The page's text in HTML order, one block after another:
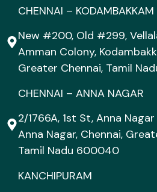
CHENNAI – KODAMBAKKAM
New #200, Old #299,
Amman Colony,
Greater Chennai, Tamil
CHENNAI – ANNA NAGAR
2/1766A, 1st St, Anna
Anna Nagar, Chennai,
Tamil Nadu 600040
KANCHIPURAM